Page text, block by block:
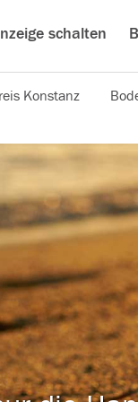
schalten
Konstanz